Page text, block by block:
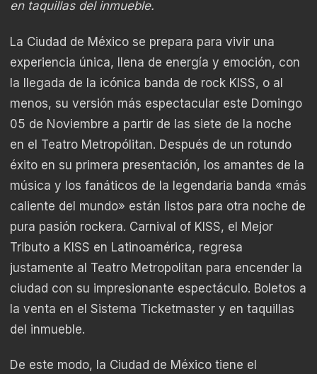
en taquillas del inmueble.
La Ciudad de México se prepara para vivir una
experiencia única, llena de energía y emoción, con
la llegada de la icónica banda de rock KISS, o al
menos, su versión más espectacular este Domingo
05 de Noviembre a partir de las siete de la noche
en el Teatro Metropólitan. Después de un rotundo
éxito en su primera presentación, los amantes de la
música y los fanáticos de la legendaria banda «más
caliente del mundo» están listos para otra noche de
pura pasión rockera. Carnival of KISS, el Mejor
Tributo a KISS en Latinoamérica, regresa
justamente al Teatro Metropolitan para encender la
ciudad con su impresionante espectáculo. Boletos a
la venta en el Sistema Ticketmaster y en taquillas
del inmueble.
De este modo, la Ciudad de México tiene el